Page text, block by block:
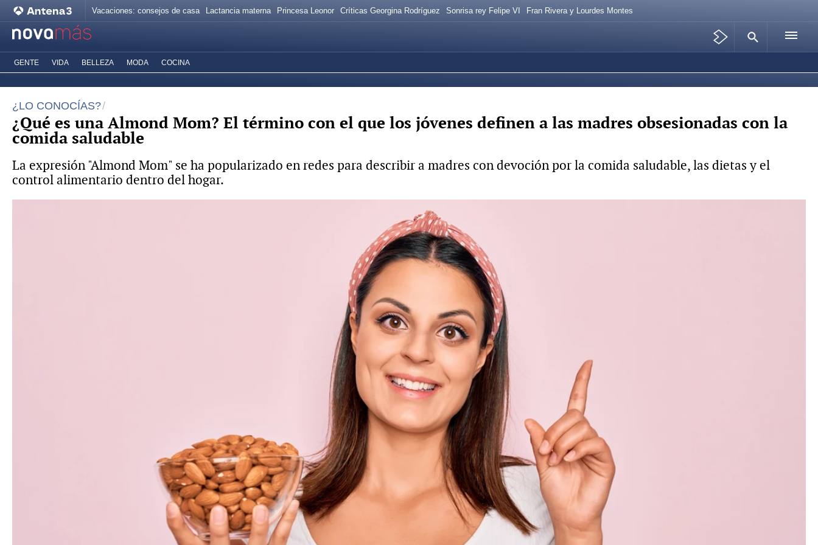
Vacaciones: consejos de casa Lactancia materna Princesa Leonor Críticas Georgina Rodríguez Sonrisa rey Felipe VI Fran Rivera y Lourdes Montes
GENTE VIDA BELLEZA MODA COCINA
¿LO CONOCÍAS?
¿Qué es una Almond Mom? El término con el que los jóvenes definen a las madres obsesionadas con la
comida saludable
La expresión "Almond Mom" se ha popularizado en redes para describir a madres con devoción por la comida saludable, las dietas y el
control alimentario dentro del hogar.